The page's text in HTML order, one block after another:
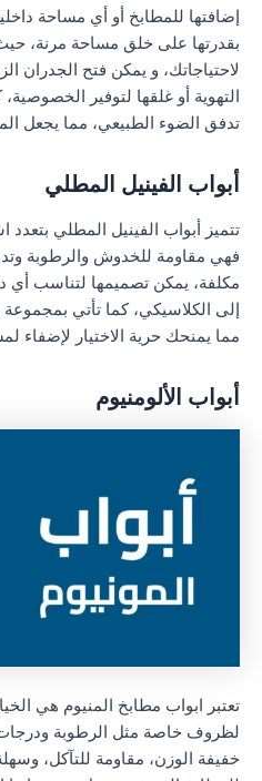
إضافتها للمطابخ أو أي مساحة
بقدرتها على خلق مساحة مرنة،
لاحتياجاتك، و يمكن فتح الجدران
التهوية أو غلقها لتوفير
تدفق الضوء الطبيعي، مما يجعل
أبواب الفينيل المطلي
تتميز أبواب الفينيل المطلي بتعدد
فهي مقاومة للخدوش والرطوبة
مكلفة، يمكن تصميمها لتناسب أي
إلى الكلاسيكي، كما تأتي
مما يمنحك حرية الاختيار
أبواب الألومنيوم
تعتبر ابواب مطابخ المنيوم هي
لظروف خاصة مثل الرطوبة ودرجات
خفيفة الوزن، مقاومة للتآكل،